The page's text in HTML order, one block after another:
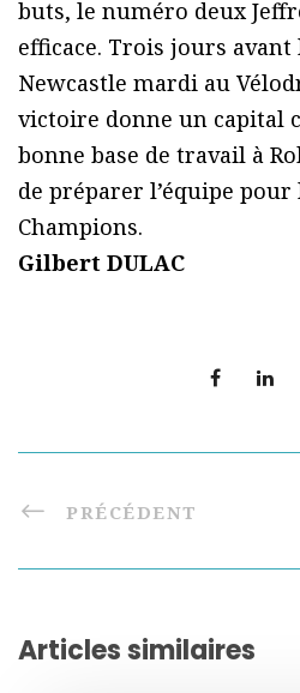
buts, le numéro deux
efficace. Trois jours avant
Newcastle mardi au
victoire donne un capital
bonne base de travail à
de préparer l’équipe pour
Champions.
Gilbert DULAC
PRÉCÉDENT
Articles similaires